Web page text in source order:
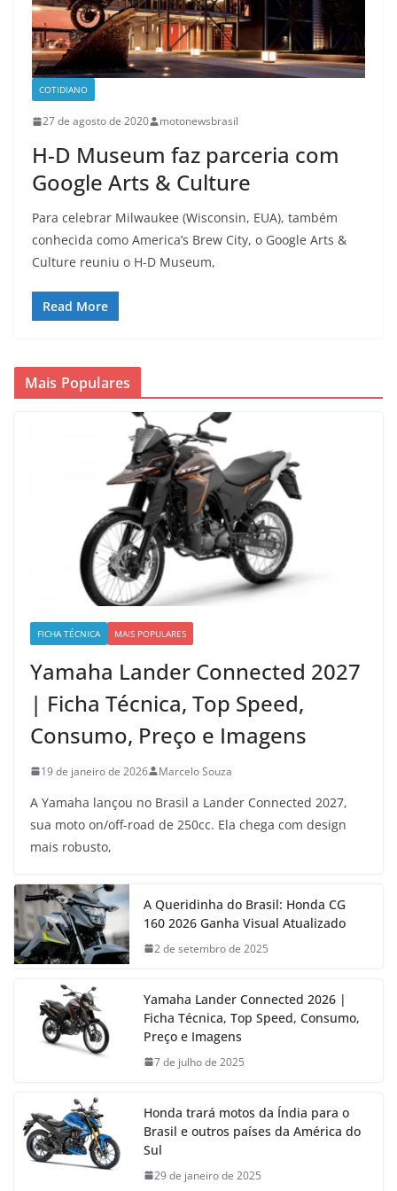
COTIDIANO
27 de agosto de 2020 motonewsbrasil
H-D Museum faz parceria com
Google Arts & Culture
Para celebrar Milwaukee (Wisconsin, EUA), também
conhecida como America’s Brew City, o Google Arts &
Culture reuniu o H-D Museum,
Read More
Mais Populares
FICHA TÉCNICA MAIS POPULARES
Yamaha Lander Connected 2027
| Ficha Técnica, Top Speed,
Consumo, Preço e Imagens
19 de janeiro de 2026 Marcelo Souza
A Yamaha lançou no Brasil a Lander Connected 2027,
sua moto on/off-road de 250cc. Ela chega com design
mais robusto,
A Queridinha do Brasil: Honda CG
160 2026 Ganha Visual Atualizado
2 de setembro de 2025
Yamaha Lander Connected 2026 |
Ficha Técnica, Top Speed, Consumo,
Preço e Imagens
7 de julho de 2025
Honda trará motos da Índia para o
Brasil e outros países da América do
Sul
29 de janeiro de 2025